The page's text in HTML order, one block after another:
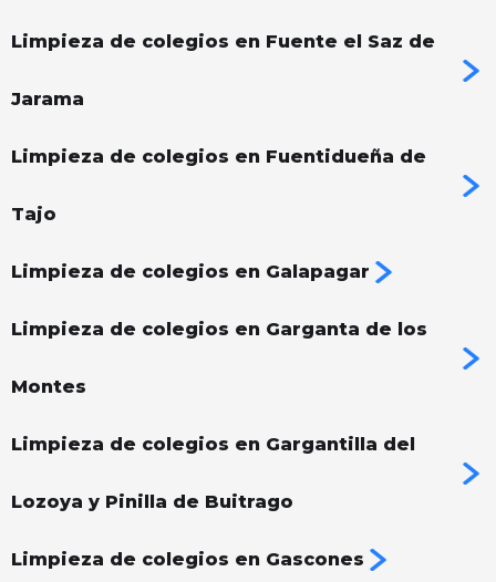
Limpieza de colegios en Fuente el Saz de
Jarama
Limpieza de colegios en Fuentidueña de
Tajo
Limpieza de colegios en Galapagar
Limpieza de colegios en Garganta de los
Montes
Limpieza de colegios en Gargantilla del
Lozoya y Pinilla de Buitrago
Limpieza de colegios en Gascones